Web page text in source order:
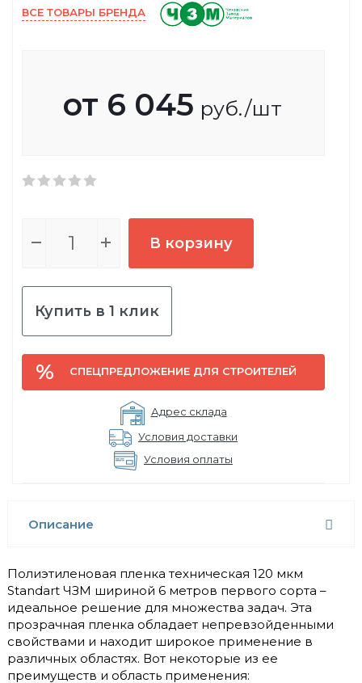
ВСЕ ТОВАРЫ БРЕНДА
от 6 045 руб./шт
В корзину
Купить в 1 клик
СПЕЦПРЕДЛОЖЕНИЕ ДЛЯ СТРОИТЕЛЕЙ
Адрес склада
Условия доставки
Условия оплаты
Описание
Полиэтиленовая пленка техническая 120 мкм
Standart ЧЗМ шириной 6 метров первого сорта –
идеальное решение для множества задач. Эта
прозрачная пленка обладает непревзойденными
свойствами и находит широкое применение в
различных областях. Вот некоторые из ее
преимуществ и область применения: